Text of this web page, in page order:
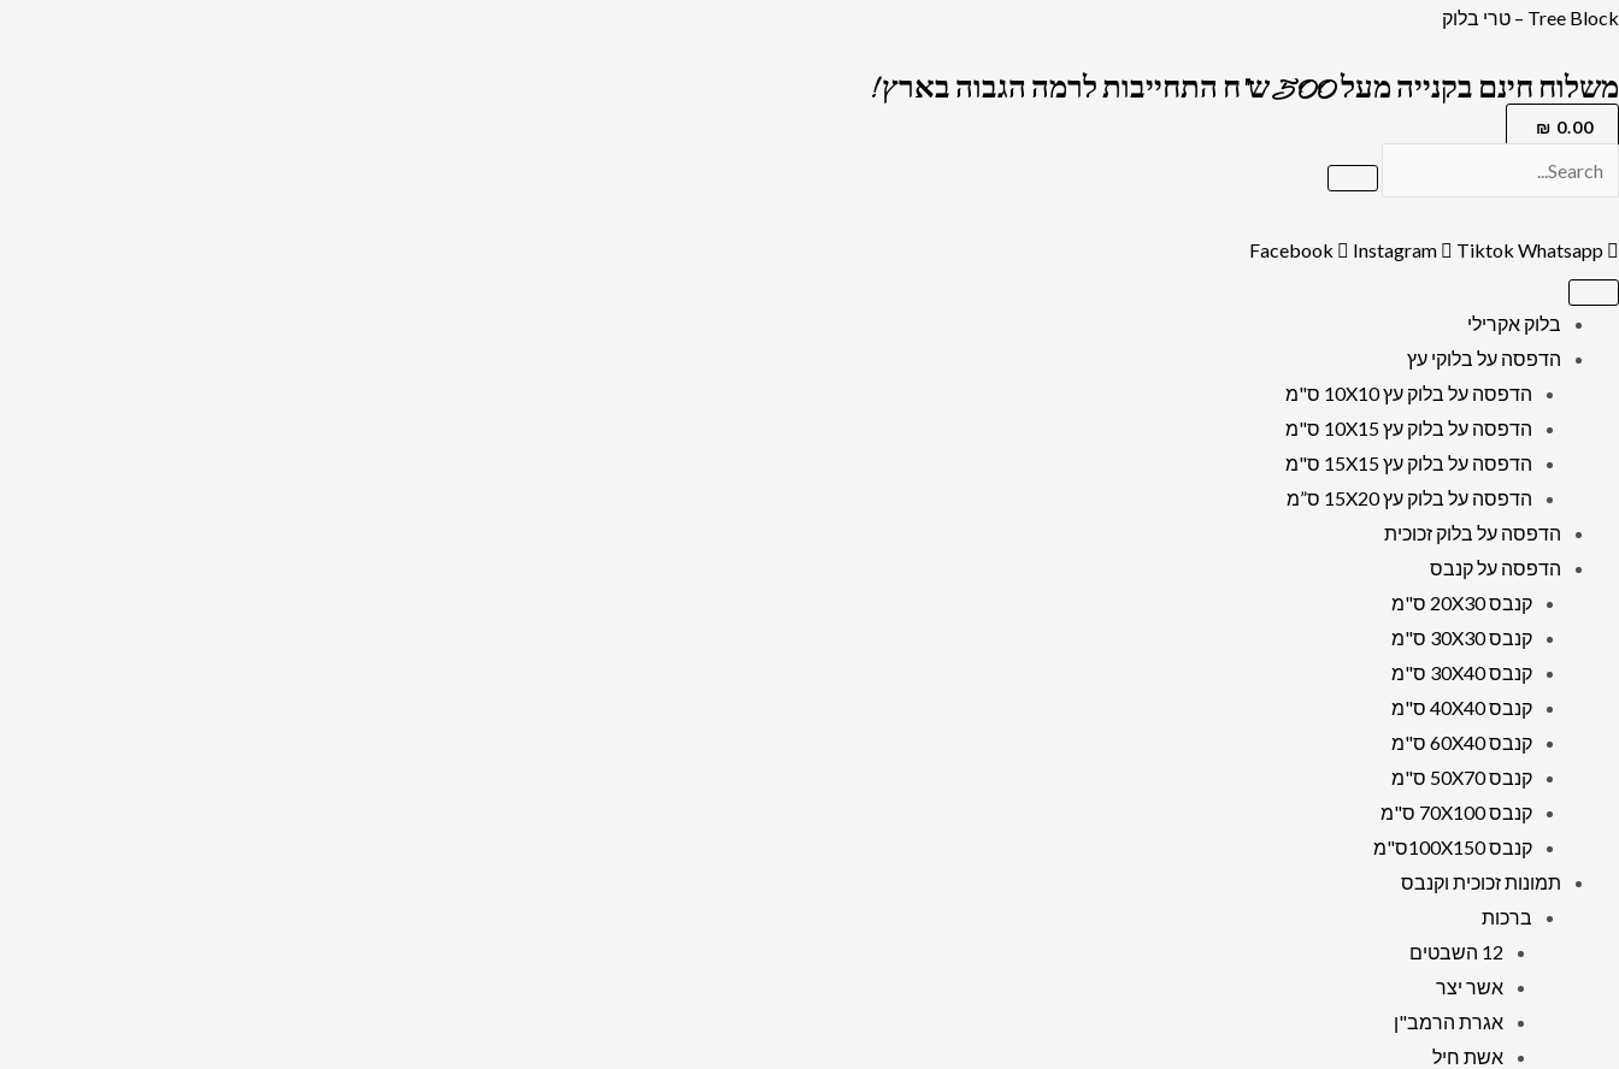
דילוג
Tree Block – טרי בלוק
משלוח חינם בקנייה מעל 500 ש"ח התחייבות לרמה הגבוה בארץ !
0.00
₪
Facebook Instagram Tiktok Whatsapp
בלוק אקרילי
הדפסה על בלוקי עץ
הדפסה על בלוק עץ 10X10 ס"מ
הדפסה על בלוק עץ 10X15 ס"מ
הדפסה על בלוק עץ 15X15 ס"מ
הדפסה על בלוק עץ 15X20 ס”מ
הדפסה על בלוק זכוכית
הדפסה על קנבס
קנבס 20X30 ס"מ
קנבס 30X30 ס"מ
קנבס 30X40 ס"מ
קנבס 40X40 ס"מ
קנבס 60X40 ס"מ
קנבס 50X70 ס"מ
קנבס 70X100 ס"מ
קנבס 100X150ס"מ
תמונות זכוכית וקנבס
ברכות
12 השבטים
אשר יצר
אגרת הרמב"ן
אשת חיל
כמות
2015
של
הברית
על
זכוכית
מחוסמת
אקסטרה
קליר